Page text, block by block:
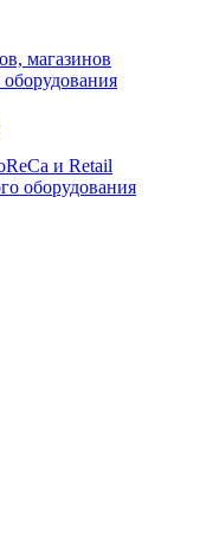
магазинов
и Retail
оборудования